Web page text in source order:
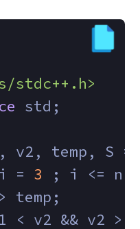
stdc++.h>
std;
v2, temp, S
= 3 ; i <= n;
temp;
< v2 && v2 >